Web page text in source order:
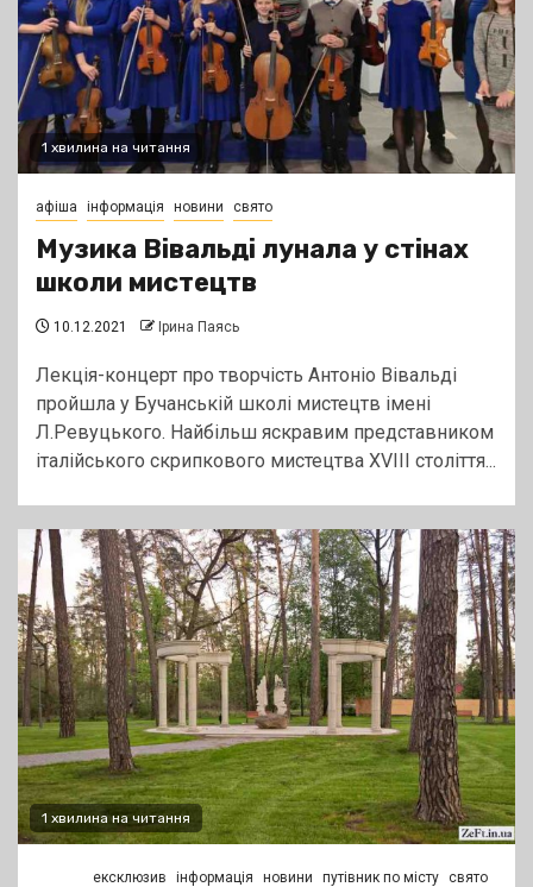
1 хвилина на читання
афіша інформація новини свято
Музика Вівальді лунала у стінах
школи мистецтв
10.12.2021 Ірина Паясь
Лекція-концерт про творчість Антоніо Вівальді
пройшла у Бучанській школі мистецтв імені
Л.Ревуцького. Найбільш яскравим представником
італійського скрипкового мистецтва XVIII століття...
1 хвилина на читання
ексклюзив інформація новини путівник по місту свято